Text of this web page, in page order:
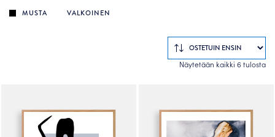
MUSTA VALKOINEN
Näytetään kaikki 6 tulosta